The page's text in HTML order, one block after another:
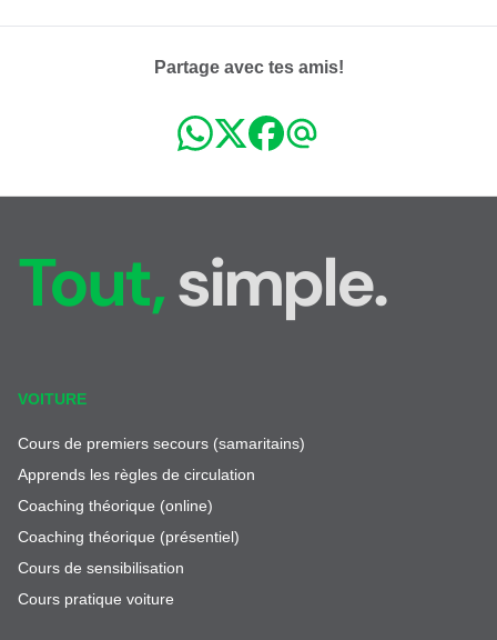
Partage avec tes amis!
Tout,simple.
VOITURE
Cours de premiers secours (samaritains)
Apprends les règles de circulation
Coaching théorique (online)
Coaching théorique (présentiel)
Cours de sensibilisation
Cours pratique voiture